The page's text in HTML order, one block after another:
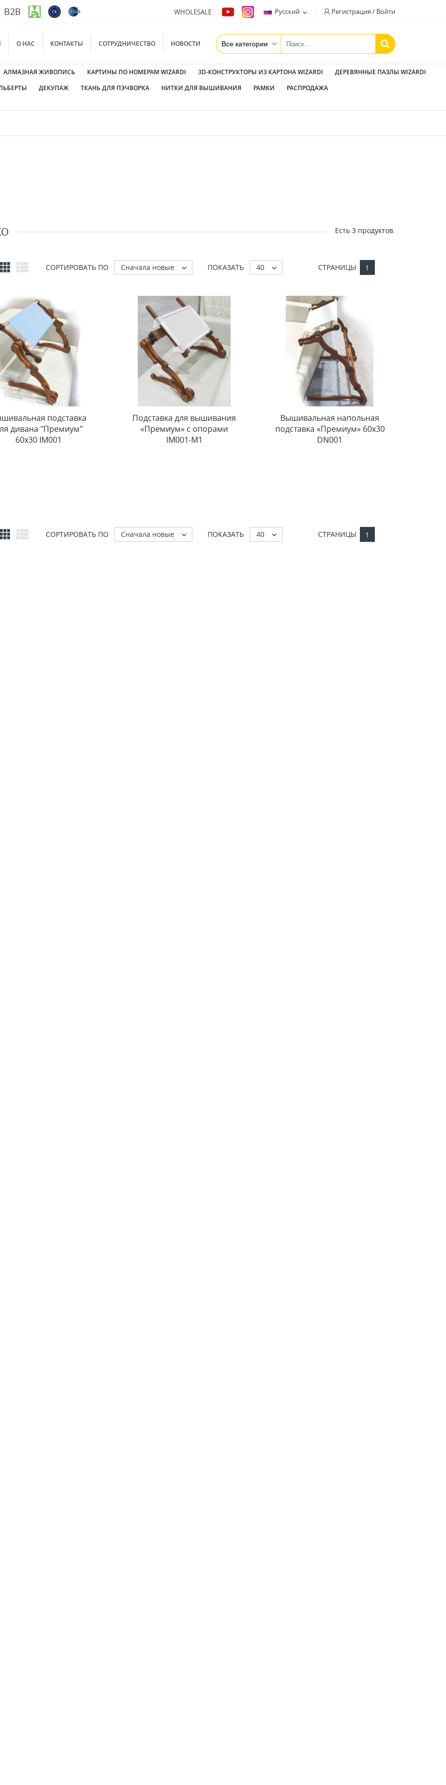
B2B WHOLESALE Русский  Регистрация / Войти
О НАС КОНТАКТЫ СОТРУДНИЧЕСТВО НОВОСТИ
АЛМАЗНАЯ ЖИВОПИСЬ КАРТИНЫ ПО НОМЕРАМ WIZARDI 3D-КОНСТРУКТОРЫ ИЗ КАРТОНА WIZARDI
ДЕРЕВЯННЫЕ ПАЗЛЫ WIZARDI
ДЕКУПАЖ ТКАНЬ ДЛЯ ПЭЧВОРКА НИТКИ ДЛЯ ВЫШИВАНИЯ РАМКИ РАСПРОДАЖА
Есть 3 продуктов.
 СОРТИРОВАТЬ ПО Сначала новые  ПОКАЗАТЬ 40  СТРАНИЦЫ 1
подставка
дивана "Премиум"
60x30 IM001
Подставка для вышивания
«Премиум» с опорами
IM001-M1
Вышивальная напольная
подставка «Премиум» 60x30
DN001
 СОРТИРОВАТЬ ПО Сначала новые  ПОКАЗАТЬ 40  СТРАНИЦЫ 1